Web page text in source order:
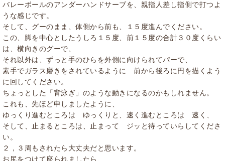
バレーボールのアンダーハンドサーブを、親指人差し指側で打つよ
うな感じです。
そして、グーのまま、体側から前も、１５度進んでください。
この、脚を中心としたうしろ１５度、前１５度の合計３０度くらい
は、横向きのグーで、
それ以外は、ずっと手のひらを外側に向けられてパーで、
素手でガラス磨きをされているように 前から後ろに円を描くよう
に回してください。
ちょっとした「背泳ぎ」のような動きになるのかもしれません。
これも、先ほど申しましたように、
ゆっくり進むところは ゆっくりと、速く進むところは 速く、
そして、止まるところは、止まって ジッと待っていらしてくださ
い。
２，３周もされたら大丈夫だと思います。
お尻をつけて座られましたら、